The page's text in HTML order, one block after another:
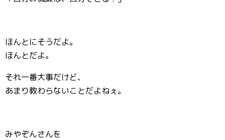
ほんとにそうだよ。
ほんとだよ。
それ一番大事だけど、
あまり教わらないことだよねぇ。
みやぞんさんを